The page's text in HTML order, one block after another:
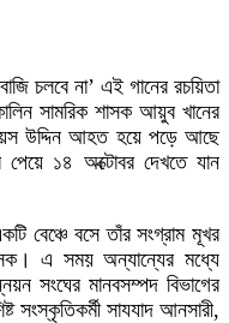
চলবে না’ এই গানের রচয়িতা
সামরিক শাসক আয়ুব খানের
উদ্দিন আহত হয়ে পড়ে আছে
পেয়ে ১৪ অক্টোবর দেখতে যান
বেঞ্চে বসে তাঁর সংগ্রাম মূখর
এ সময় অন্যান্যের মধ্যে
সংঘের মানবসম্পদ বিভাগের
সংস্কৃতিকর্মী সাযযাদ আনসারী,